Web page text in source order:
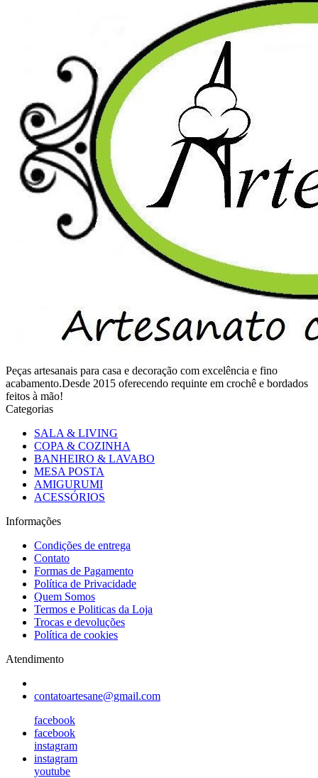
Peças artesanais para casa e decoração com excelência e fino
acabamento.Desde 2015 oferecendo requinte em crochê e bordados
feitos à mão!
Categorias
SALA & LIVING
COPA & COZINHA
BANHEIRO & LAVABO
MESA POSTA
AMIGURUMI
ACESSÓRIOS
Informações
Condições de entrega
Contato
Formas de Pagamento
Política de Privacidade
Quem Somos
Termos e Politicas da Loja
Trocas e devoluções
Política de cookies
Atendimento
contatoartesane@gmail.com
facebook
facebook
instagram
instagram
youtube